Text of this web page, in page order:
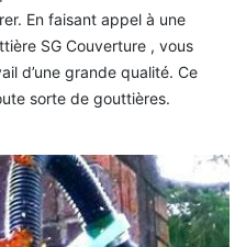
En faisant appel à une
SG Couverture , vous
d’une grande qualité. Ce
sorte de gouttières.